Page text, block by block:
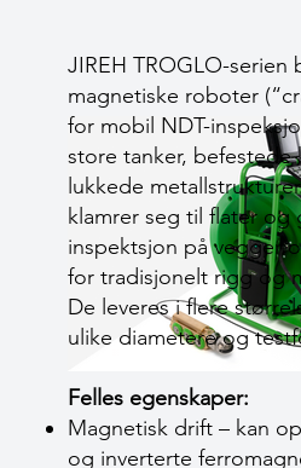
JIREH TROGLO-serien
magnetiske roboter
for mobil NDT-
store tanker, befestede
lukkede
klamrer seg til flater og
inspektsjon på vegger
for tradisjonelt rigg og
De leveres i flere
ulike diametere og
Felles egenskaper:
Magnetisk drift – kan
og inverterte